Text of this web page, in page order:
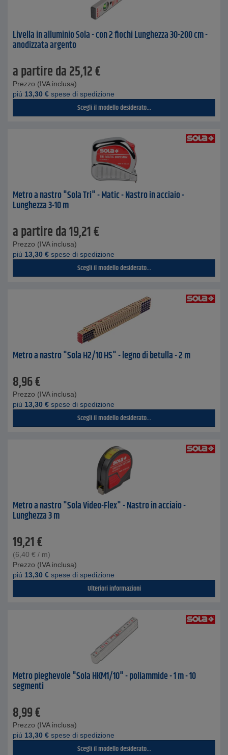
Livella in alluminio Sola - con 2 fiochi Lunghezza 30-200 cm -
anodizzata argento
a partire da25,12€
Prezzo (IVA inclusa)
piú 13,30 € spese di spedizione
Scegli il modello desiderato...
Metro a nastro "Sola Tri" - Matic - Nastro in acciaio -
Lunghezza 3-10 m
a partire da19,21€
Prezzo (IVA inclusa)
piú 13,30 € spese di spedizione
Scegli il modello desiderato...
Metro a nastro "Sola H2/10 HS" - legno di betulla - 2 m
8,96€
Prezzo (IVA inclusa)
piú 13,30 € spese di spedizione
Scegli il modello desiderato...
Metro a nastro "Sola Video-Flex" - Nastro in acciaio -
Lunghezza 3 m
19,21€
(6,40 € / m)
Prezzo (IVA inclusa)
piú 13,30 € spese di spedizione
Ulteriori informazioni
Metro pieghevole "Sola HKM1/10" - poliammide - 1 m - 10
segmenti
8,99€
Prezzo (IVA inclusa)
piú 13,30 € spese di spedizione
Scegli il modello desiderato...